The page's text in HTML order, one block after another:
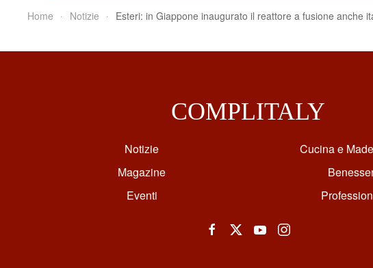
Home Notizie Esteri: in Giappone inaugurato il reattore a fusione anche
COMPLITALY
Notizie
Magazine
Eventi
Cucina e